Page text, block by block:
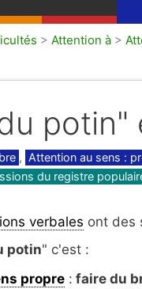
> Attention à >
potin"
, Attention au sens :
du registre
verbales ont des
potin" c'est :
propre: faire du